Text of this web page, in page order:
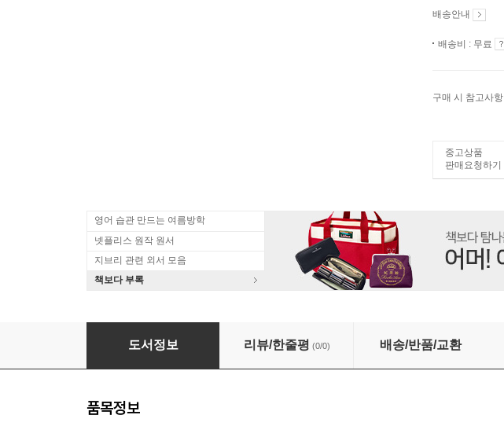
배송안내
배송비 : 무료
구매 시 참고사항
중고상품
판매요청하기
영어 습관 만드는 여름방학
넷플리스 원작 원서
지브리 관련 외서 모음
책보다 부록
V.I.C.T.O.R.I.A.: Artificial? Intelligence
도서정보 리뷰/한줄평 (0/0) 배송/반품/교환
품목정보